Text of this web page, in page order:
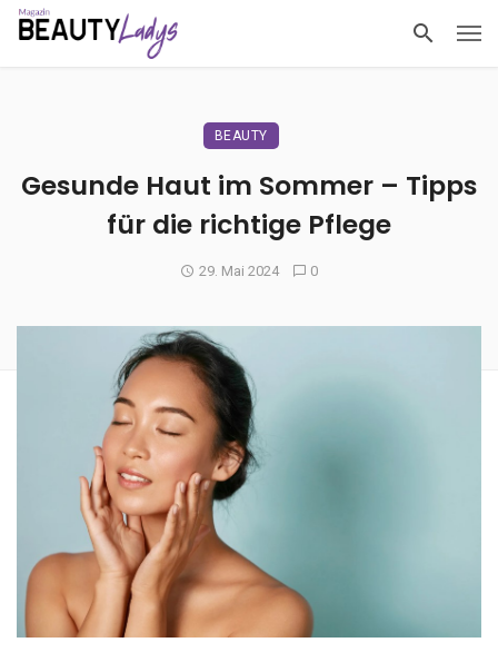
BEAUTY
Gesunde Haut im Sommer – Tipps
für die richtige Pflege
29. Mai 2024 0